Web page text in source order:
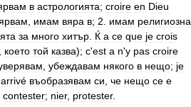
в астрологията; croire en Dieu
имам вяра в; 2 имам религиозна
за много хитър Ќ а ce que je crois
което той казва); c'est а n'y pas croire
убеждавам някого в нещо; je
arrivé въобразявам си че нещо се е
contester; nier, protester.